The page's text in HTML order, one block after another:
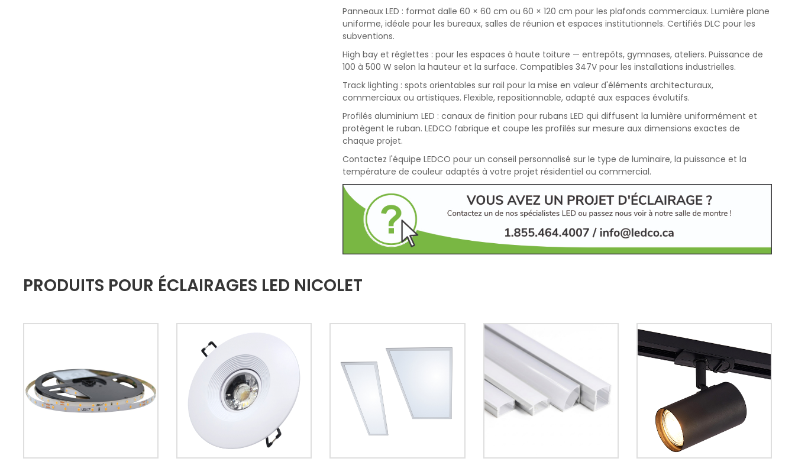
Panneaux LED : format dalle 60 × 60 cm ou 60 × 120 cm pour les plafonds commerciaux. Lumière plane
uniforme, idéale pour les bureaux, salles de réunion et espaces institutionnels. Certifiés DLC pour les
subventions.
High bay et réglettes : pour les espaces à haute toiture — entrepôts, gymnases, ateliers. Puissance de
100 à 500 W selon la hauteur et la surface. Compatibles 347V pour les installations industrielles.
Track lighting : spots orientables sur rail pour la mise en valeur d'éléments architecturaux,
commerciaux ou artistiques. Flexible, repositionnable, adapté aux espaces évolutifs.
Profilés aluminium LED : canaux de finition pour rubans LED qui diffusent la lumière uniformément et
protègent le ruban. LEDCO fabrique et coupe les profilés sur mesure aux dimensions exactes de
chaque projet.
Contactez l'équipe LEDCO pour un conseil personnalisé sur le type de luminaire, la puissance et la
température de couleur adaptés à votre projet résidentiel ou commercial.
PRODUITS POUR ÉCLAIRAGES LED NICOLET